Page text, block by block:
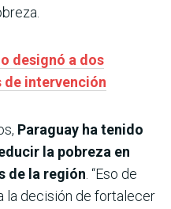
designó a dos
de intervención
Paraguay ha tenido
la pobreza en
de la región . “Eso de
la decisión de fortalecer